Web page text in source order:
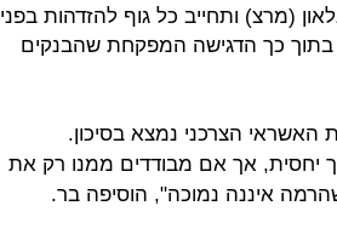
(מרצ) ותחייב כל גוף להזדהות בפני
כך הדגישה המפקחת שהבנקים
הצרכני נמצא בסיכון.
יחסית, אך אם מבודדים ממנו רק את
איננה נמוכה", הוסיפה בר.